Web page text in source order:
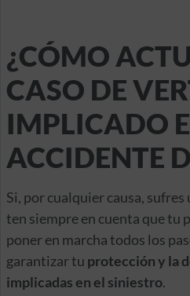
¿CÓMO
CASO DE
IMPLICADO
ACCIDENTE
Si, por cualquier causa, sufres
ten siempre en cuenta que tu
poner en marcha todos los
garantizar tu protección y la
implicadas en el siniestro.